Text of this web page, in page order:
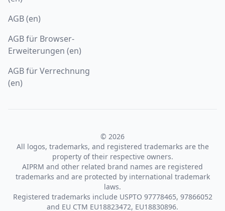
AGB (en)
AGB für Browser-
Erweiterungen (en)
AGB für Verrechnung
(en)
© 2026
All logos, trademarks, and registered trademarks are the
property of their respective owners.
AIPRM and other related brand names are registered
trademarks and are protected by international trademark
laws.
Registered trademarks include USPTO 97778465, 97866052
and EU CTM EU18823472, EU18830896.